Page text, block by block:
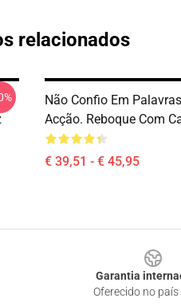
relacionados
Não Confio Em
Acção. Reboque Com
€ 39,51 - € 45,95
Garantia
Oferecido no país